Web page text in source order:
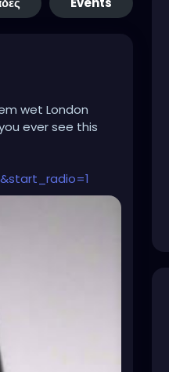
wet London
ever see this